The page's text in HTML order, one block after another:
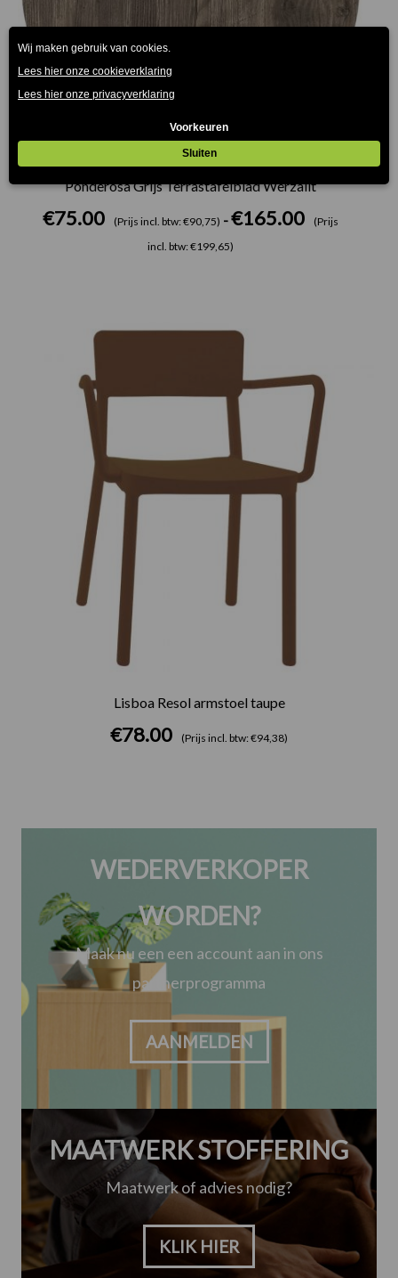
Ponderosa Grijs Terrastafelblad Werzalit
€75.00 (Prijs incl. btw: €90,75) - €165.00
(Prijs
incl. btw: €199,65)
Lisboa Resol armstoel taupe
€78.00 (Prijs incl. btw: €94,38)
WEDERVERKOPER
WORDEN?
Maak nu een een account aan in ons
partnerprogramma
AANMELDEN
MAATWERK STOFFERING
Maatwerk of advies nodig?
KLIK HIER